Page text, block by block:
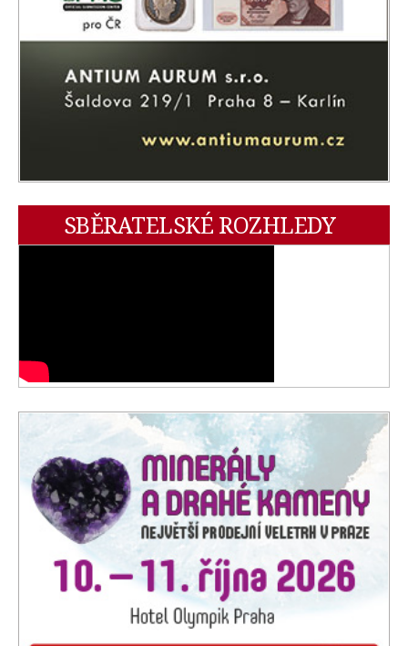
SBĚRATELSKÉ ROZHLEDY